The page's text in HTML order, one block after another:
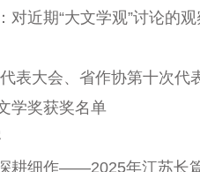
对近期“大文学观”讨论的
表大会、省作协第十次代
学奖获奖名单
耕细作——2025年江苏长